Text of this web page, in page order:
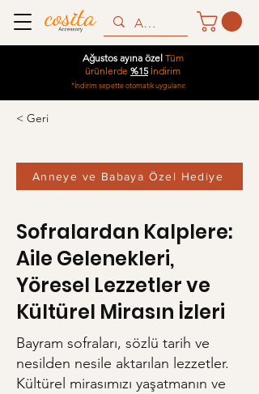
Ağustos ayına özel Tüm
ürünlerde %15İndirim
*İndirim sepette otomatik uygulanır.
< Geri
Anneye ve Babaya Özel Hediye
Sofralardan Kalplere:
Aile Gelenekleri,
Yöresel Lezzetler ve
Kültürel Mirasın İzleri
Bayram sofraları, sözlü tarih ve
nesilden nesile aktarılan lezzetler.
Kültürel mirasımızı yaşatmanın ve